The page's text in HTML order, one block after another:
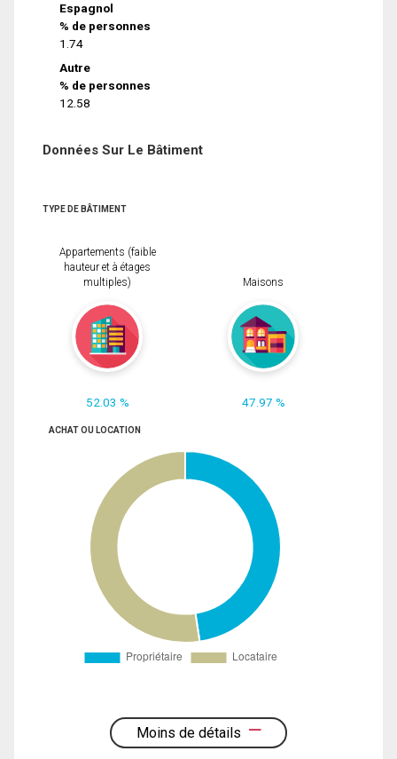
Espagnol
% de personnes
1.74
Autre
% de personnes
12.58
Données Sur Le Bâtiment
TYPE DE BÂTIMENT
Appartements (faible
hauteur et à étages
multiples)
52.03 %
Maisons
47.97 %
ACHAT OU LOCATION
Moins de détails